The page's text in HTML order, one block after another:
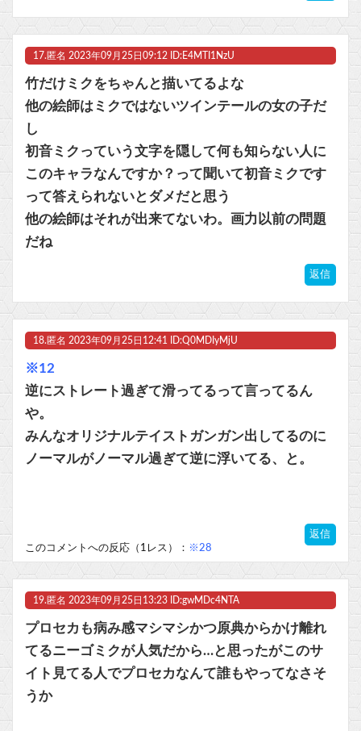
17. 匿名 2023年09月25日09:12 ID:E4MTI1NzU
竹だけミクをちゃんと描いてるよな
他の絵師はミクではないツインテールの女の子だ
し
初音ミクっていう文字を隠して何も知らない人に
このキャラなんですか？って聞いて初音ミクです
って答えられないとダメだと思う
他の絵師はそれが出来てないわ。画力以前の問題
だね
返信
18. 匿名 2023年09月25日12:41 ID:Q0MDIyMjU
※12
逆にストレート過ぎて滑ってるって言ってるん
や。
みんなオリジナルテイストガンガン出してるのに
ノーマルがノーマル過ぎて逆に浮いてる、と。
返信
このコメントへの反応（1レス）： ※28
19. 匿名 2023年09月25日13:23 ID:gwMDc4NTA
プロセカも病み感マシマシかつ原典からかけ離れ
てるニーゴミクが人気だから…と思ったがこのサ
イト見てる人でプロセカなんて誰もやってなさそ
うか